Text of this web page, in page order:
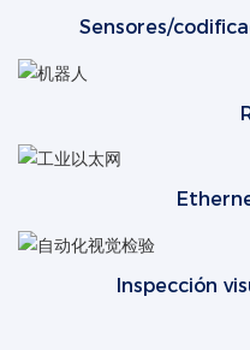
Sensores/
Inspección